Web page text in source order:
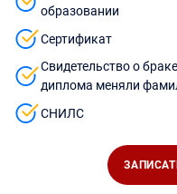
образовании
Сертификат
Свидетельство о
диплома меняли
СНИЛС